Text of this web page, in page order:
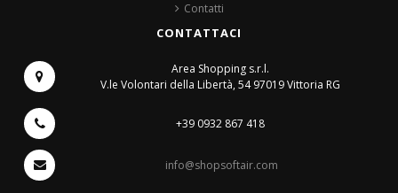
Contatti
CONTATTACI
Area Shopping s.r.l.
V.le Volontari della Libertà, 5497019 Vittoria RG
+39 0932 867 418
info@shopsoftair.com